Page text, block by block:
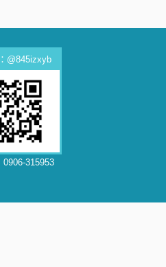
@845izxyb
0906-315953